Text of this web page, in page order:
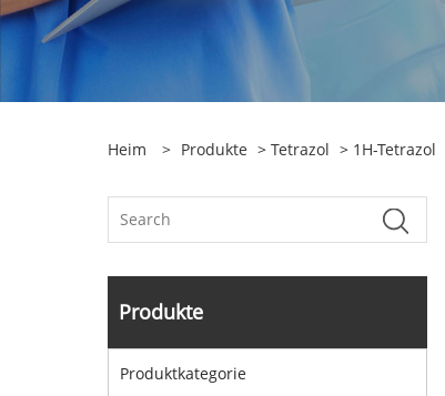
Heim > Produkte > Tetrazol > 1H-Tetrazol
Produkte
Produktkategorie